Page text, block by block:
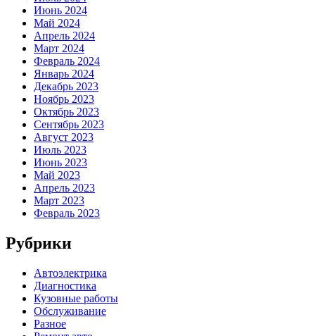
Июнь 2024
Май 2024
Апрель 2024
Март 2024
Февраль 2024
Январь 2024
Декабрь 2023
Ноябрь 2023
Октябрь 2023
Сентябрь 2023
Август 2023
Июль 2023
Июнь 2023
Май 2023
Апрель 2023
Март 2023
Февраль 2023
Рубрики
Автоэлектрика
Диагностика
Кузовные работы
Обслуживание
Разное